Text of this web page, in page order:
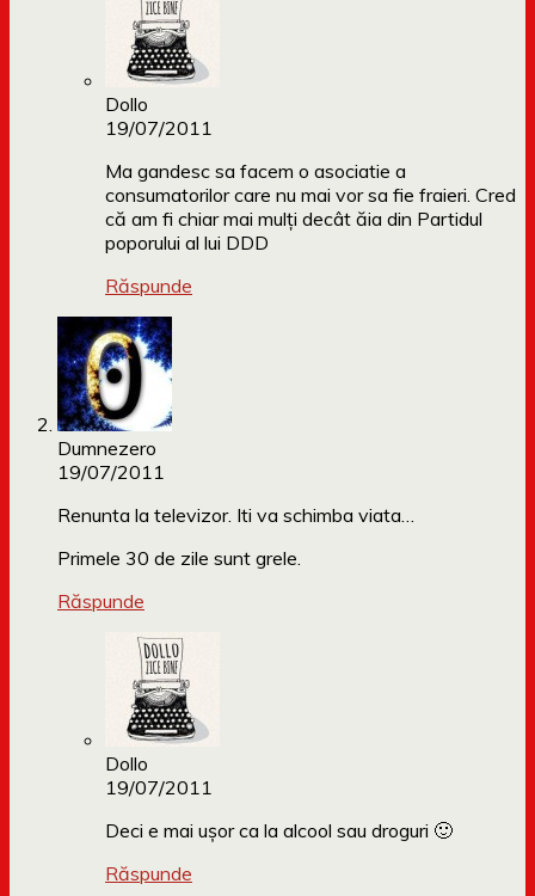
Dollo
19/07/2011
Ma gandesc sa facem o asociatie a
consumatorilor care nu mai vor sa fie fraieri. Cred
că am fi chiar mai mulți decât ăia din Partidul
poporului al lui DDD
Răspunde
Dumnezero
19/07/2011
Renunta la televizor. Iti va schimba viata…
Primele 30 de zile sunt grele.
Răspunde
Dollo
19/07/2011
Deci e mai ușor ca la alcool sau droguri 🙂
Răspunde